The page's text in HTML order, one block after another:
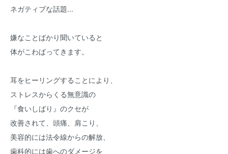
ネガティブな話題...
嫌なことばかり聞いていると
体がこわばってきます。
耳をヒーリングすることにより、
ストレスからくる無意識の
『食いしばり』のクセが
改善されて、頭痛、肩こり、
美容的には法令線からの解放、
歯科的には歯へのダメージを